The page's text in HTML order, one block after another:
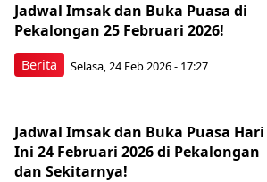
Berita
Jadwal Imsak dan Buka Puasa di
Pekalongan 25 Februari 2026!
Selasa, 24 Feb 2026 - 17:27
Jadwal Imsak dan Buka Puasa Hari
Ini 24 Februari 2026 di Pekalongan
dan Sekitarnya!